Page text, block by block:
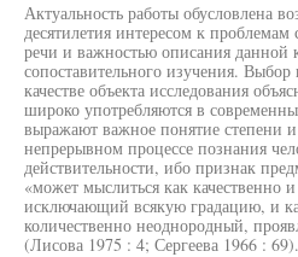
Актуальность работы обусловлена
десятилетия интересом к проблемам
речи и важностью описания данной
сопоставительного изучения.
качестве объекта исследования
широко употребляются в
выражают важное понятие степени
непрерывном процессе познания
действительности, ибо признак
«может мыслиться как качественно
исключающий всякую градацию, и
количественно неоднородный,
(Лисова 1975 : 4; Сергеева 1966 : 69).